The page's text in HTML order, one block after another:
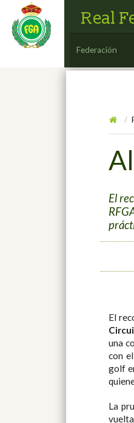
Real
Federación
/
El
El
una
con
golf
La